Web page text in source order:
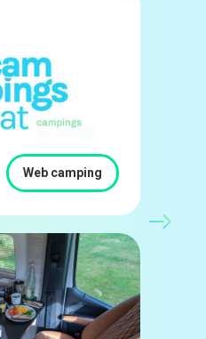
Web camping